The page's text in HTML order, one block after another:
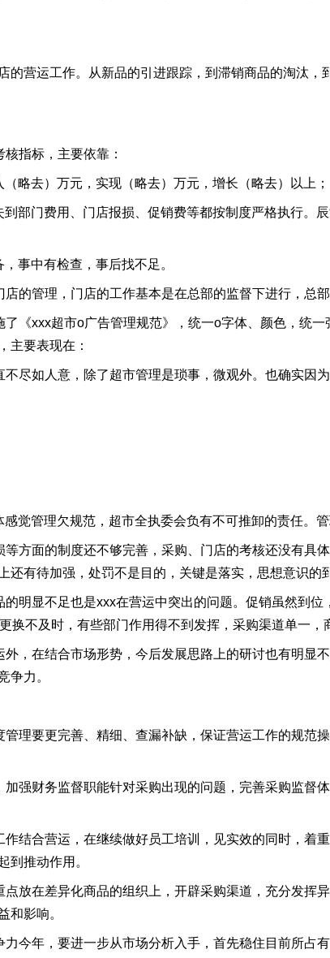
的营运工作。从新品的引进跟踪，到滞销商品的淘汰
指标，主要依靠：
略去）万元，实现（略去）万元，增长（略去）以上；
部门费用、门店报损、促销费等都按制度严格执行。
事中有检查，事后找不足。
的管理，门店的工作基本是在总部的监督下进行，总
《xxx超市o广告管理规范》，统一o字体、颜色，统
主要表现在：
尽如人意，除了超市管理是琐事，微观外。也确实因
觉管理欠规范，超市全执委会负有不可推卸的责任。
方面的制度还不够完善，采购、门店的考核还没有
有待加强，处罚不是目的，关键是落实，思想意识的
明显不足也是xxx在营运中突出的问题。促销虽然到
换不及时，有些部门作用得不到发挥，采购渠道单一，
，在结合市场形势，今后发展思路上的研讨也有明
争力。
理要更完善、精细、查漏补缺，保证营运工作的规
强财务监督职能针对采购出现的问题，完善采购监督
结合营运，在继续做好员工培训，见实效的同时，着
到推动作用。
放在差异化商品的组织上，开辟采购渠道，充分发
和影响。
今年，要进一步从市场分析入手，首先稳住目前所